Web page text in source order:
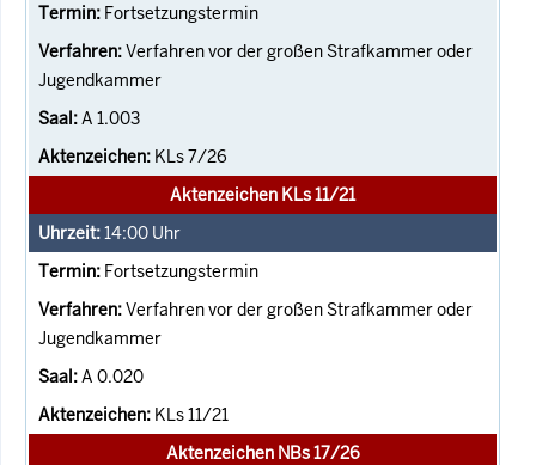
Fortsetzungstermin
Verfahren vor der großen Strafkammer oder
Jugendkammer
A 1.003
KLs 7/26
Aktenzeichen KLs 11/21
14:00 Uhr
Fortsetzungstermin
Verfahren vor der großen Strafkammer oder
Jugendkammer
A 0.020
KLs 11/21
Aktenzeichen NBs 17/26